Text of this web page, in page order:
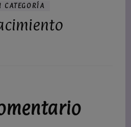
CATEGORÍA